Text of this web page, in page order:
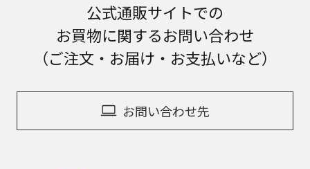
公式通販サイトでの
お買物に関するお問い合わせ
（ご注文・お届け・お支払いなど）
お問い合わせ先